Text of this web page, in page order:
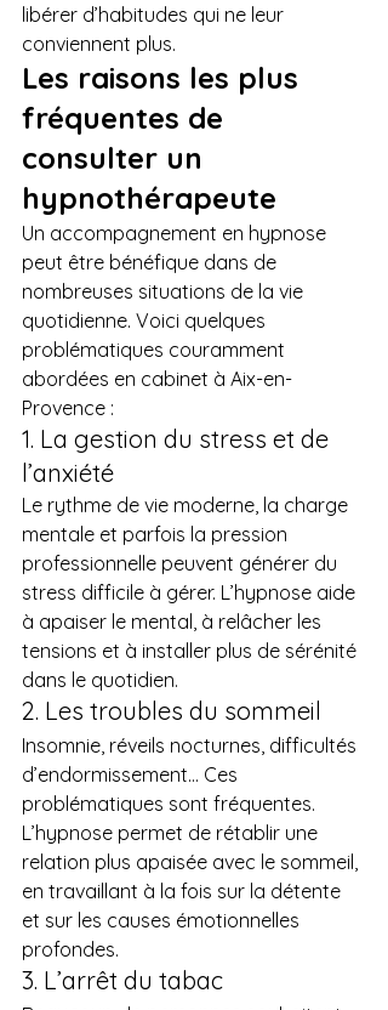
libérer d’habitudes qui ne leur
conviennent plus.
Les raisons les plus
fréquentes de
consulter un
hypnothérapeute
Un accompagnement en hypnose
peut être bénéfique dans de
nombreuses situations de la vie
quotidienne. Voici quelques
problématiques couramment
abordées en cabinet à Aix-en-
Provence :
1. La gestion du stress et de
l’anxiété
Le rythme de vie moderne, la charge
mentale et parfois la pression
professionnelle peuvent générer du
stress difficile à gérer. L’hypnose aide
à apaiser le mental, à relâcher les
tensions et à installer plus de sérénité
dans le quotidien.
2. Les troubles du sommeil
Insomnie, réveils nocturnes, difficultés
d’endormissement… Ces
problématiques sont fréquentes.
L’hypnose permet de rétablir une
relation plus apaisée avec le sommeil,
en travaillant à la fois sur la détente
et sur les causes émotionnelles
profondes.
3. L’arrêt du tabac